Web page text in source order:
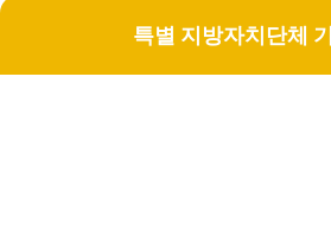
특별 지방자치단체